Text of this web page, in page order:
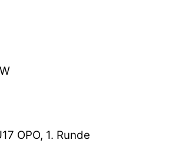
OPO, 1. Runde